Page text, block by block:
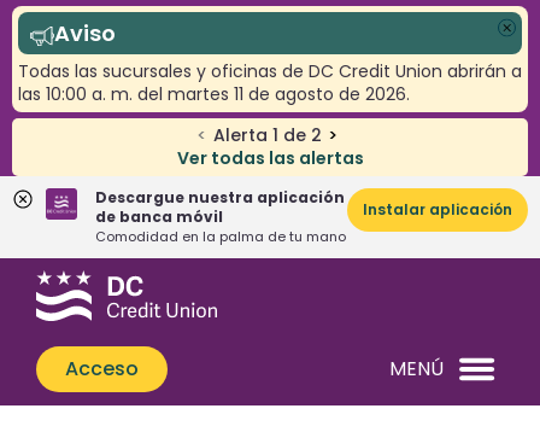
< Alerta 1 de 2 >
Ver todas las alertas
Aviso
Todas las sucursales y oficinas de DC Credit Union abrirán a
las 10:00 a. m. del martes 11 de agosto de 2026.
Descargue nuestra aplicación
de banca móvil
Comodidad en la palma de tu mano
Instalar aplicación
Saltar
Saltar
sesión
¿Qué
podemos
ayudarle
a
Acceso MENÚ